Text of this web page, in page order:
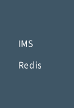
IMS
Redis